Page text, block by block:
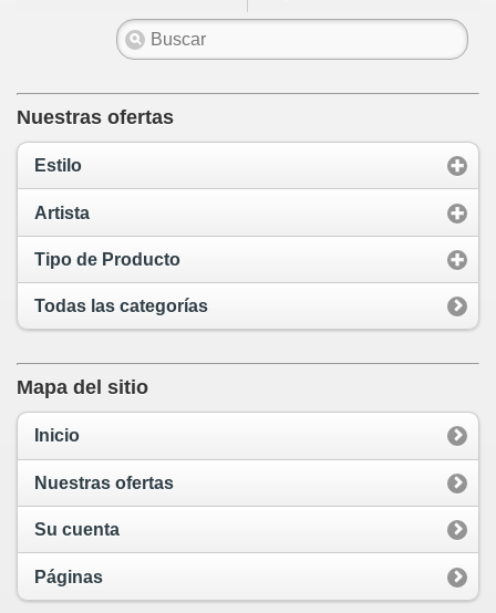
Nuestras ofertas
Estilo
Artista
Tipo de Producto
Todas las categorías
Mapa del sitio
Inicio
Nuestras ofertas
Su cuenta
Páginas